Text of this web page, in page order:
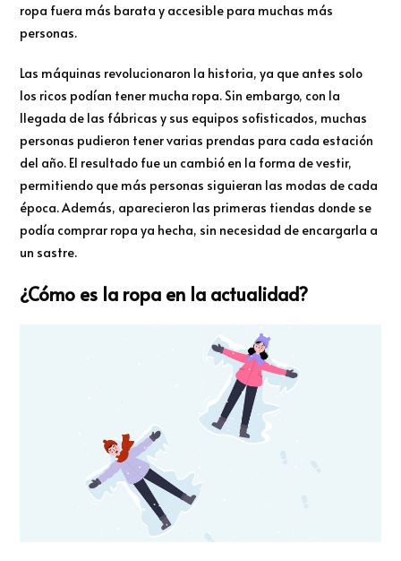
ropa fuera más barata y accesible para muchas más
personas.
Las máquinas revolucionaron la historia, ya que antes solo
los ricos podían tener mucha ropa. Sin embargo, con la
llegada de las fábricas y sus equipos sofisticados, muchas
personas pudieron tener varias prendas para cada estación
del año. El resultado fue un cambió en la forma de vestir,
permitiendo que más personas siguieran las modas de cada
época. Además, aparecieron las primeras tiendas donde se
podía comprar ropa ya hecha, sin necesidad de encargarla a
un sastre.
¿Cómo es la ropa en la actualidad?